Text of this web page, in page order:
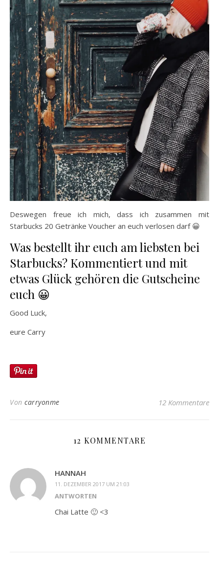
Deswegen freue ich mich, dass ich zusammen mit
Starbucks 20 Getränke Voucher an euch verlosen darf 😀
Was bestellt ihr euch am liebsten bei
Starbucks? Kommentiert und mit
etwas Glück gehören die Gutscheine
euch 😀
Good Luck,
eure Carry
Von carryonme 12 Kommentare
12 KOMMENTARE
HANNAH
11. DEZEMBER 2017 UM 21:03
ANTWORTEN
Chai Latte 🙂 <3